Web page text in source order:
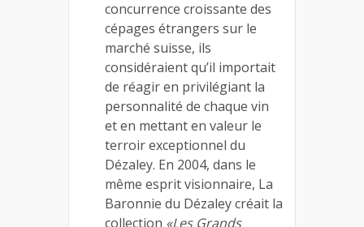
concurrence croissante des
cépages étrangers sur le
marché suisse, ils
considéraient qu’il importait
de réagir en privilégiant la
personnalité de chaque vin
et en mettant en valeur le
terroir exceptionnel du
Dézaley. En 2004, dans le
même esprit visionnaire, La
Baronnie du Dézaley créait la
collection «Les Grands